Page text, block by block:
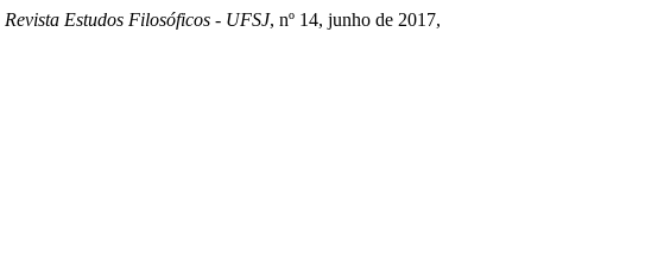
Revista Estudos Filosóficos - UFSJ, nº 14, junho de 2017,